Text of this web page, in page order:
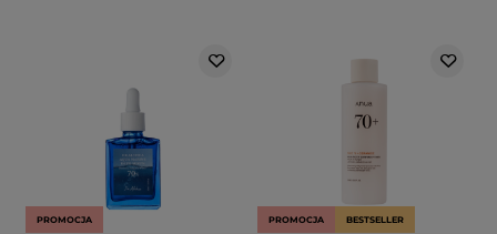
PROMOCJA PROMOCJA BESTSELLER